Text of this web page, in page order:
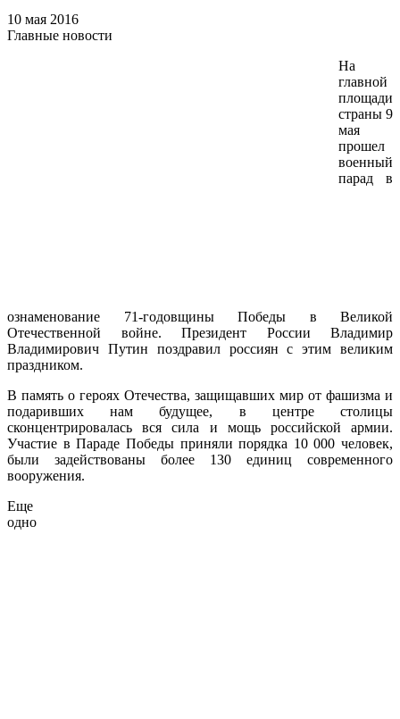
10 мая 2016
Главные новости
На
главной
площади
страны 9
мая
прошел
военный
парад в
ознаменование 71-годовщины Победы в Великой
Отечественной войне. Президент России Владимир
Владимирович Путин поздравил россиян с этим великим
праздником.
В память о героях Отечества, защищавших мир от фашизма и
подаривших нам будущее, в центре столицы
сконцентрировалась вся сила и мощь российской армии.
Участие в Параде Победы приняли порядка 10 000 человек,
были задействованы более 130 единиц современного
вооружения.
Еще
одно